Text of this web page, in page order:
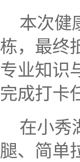
本次健
栋，最终
专业知识
完成打卡
在小秀
腿、简单